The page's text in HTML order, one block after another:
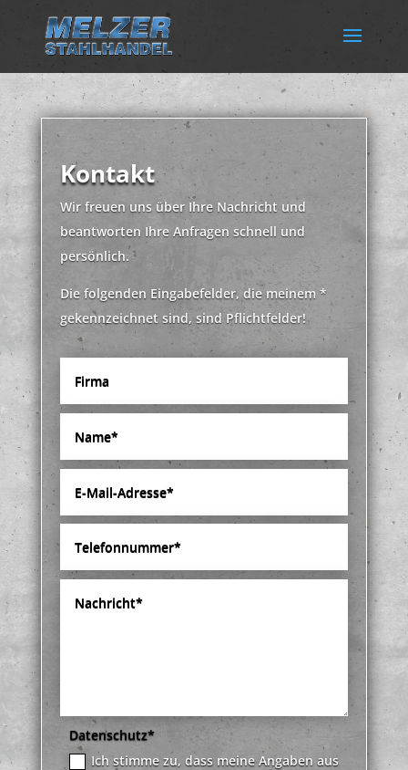
Kontakt
Wir freuen uns über Ihre Nachricht und
beantworten Ihre Anfragen schnell und
persönlich.
Die folgenden Eingabefelder, die meinem *
gekennzeichnet sind, sind Pflichtfelder!
Datenschutz*
Ich stimme zu, dass meine Angaben aus